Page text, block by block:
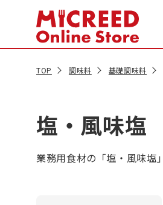
TOP 調味料 基礎調味料
塩・風味塩
業務用食材の「塩・風味塩」